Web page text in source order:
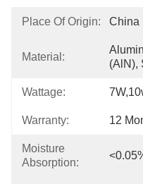
Place Of Origin: China
Material:
(AlN),
Wattage:
Warranty: 12
Moisture
Absorption: